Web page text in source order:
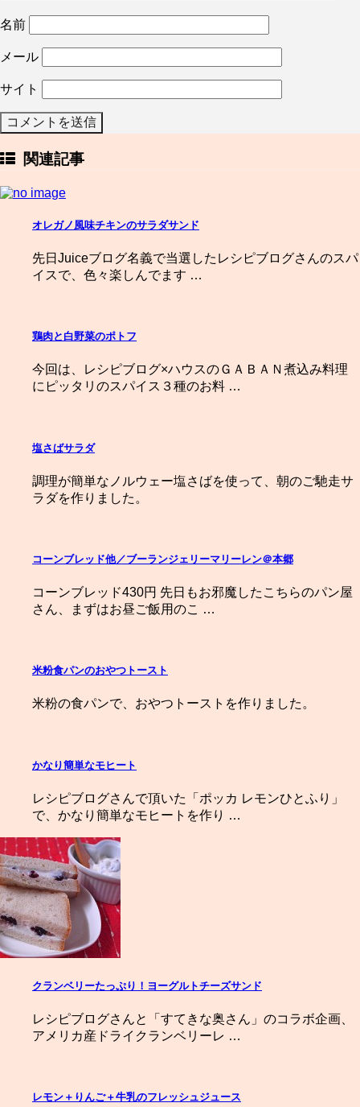
名前
メール
サイト
関連記事
オレガノ風味チキンのサラダサンド
先日Juiceブログ名義で当選したレシピブログさんのスパ
イスで、色々楽しんでます …
鶏肉と白野菜のポトフ
今回は、レシピブログ×ハウスのＧＡＢＡＮ煮込み料理
にピッタリのスパイス３種のお料 …
塩さばサラダ
調理が簡単なノルウェー塩さばを使って、朝のご馳走サ
ラダを作りました。
コーンブレッド他／ブーランジェリーマリーレン＠本郷
コーンブレッド430円 先日もお邪魔したこちらのパン屋
さん、まずはお昼ご飯用のこ …
米粉食パンのおやつトースト
米粉の食パンで、おやつトーストを作りました。
かなり簡単なモヒート
レシピブログさんで頂いた「ポッカ レモンひとふり」
で、かなり簡単なモヒートを作り …
クランベリーたっぷり！ヨーグルトチーズサンド
レシピブログさんと「すてきな奥さん」のコラボ企画、
アメリカ産ドライクランベリーレ …
レモン＋りんご＋牛乳のフレッシュジュース